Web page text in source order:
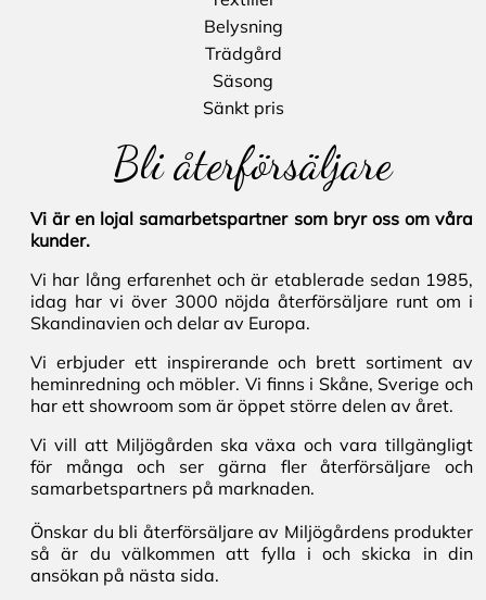
Belysning
Trädgård
Säsong
Sänkt pris
Bli återförsäljare
Vi är en lojal samarbetspartner som bryr oss om våra
kunder.
Vi har lång erfarenhet och är etablerade sedan 1985,
idag har vi över 3000 nöjda återförsäljare runt om i
Skandinavien och delar av Europa.
Vi erbjuder ett inspirerande och brett sortiment av
heminredning och möbler. Vi finns i Skåne, Sverige och
har ett showroom som är öppet större delen av året.
Vi vill att Miljögården ska växa och vara tillgängligt
för många och ser gärna fler återförsäljare och
samarbetspartners på marknaden.
Önskar du bli återförsäljare av Miljögårdens produkter
så är du välkommen att fylla i och skicka in din
ansökan på nästa sida.